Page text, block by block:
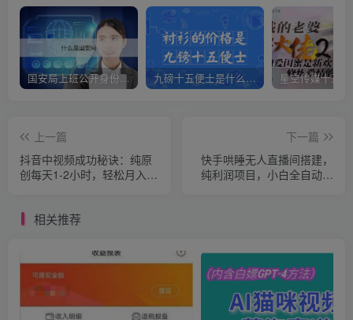
国安局上班公开身份是什么（国安身份对家人保密吗） 九磅十五便士是什么意思（九磅十五便士是什么梗）
上一篇
抖音中视频成功秘诀：纯原
创每天1-2小时，轻松月入过
下一篇
快手哄睡无人直播间搭建，
纯利润项目，小白全自动挂
相关推荐